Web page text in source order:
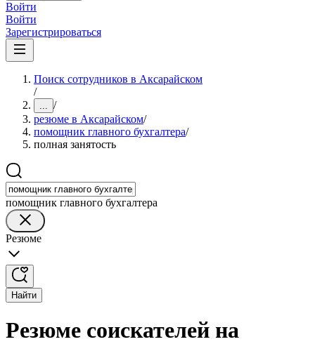
Войти
Войти
Зарегистрироваться
Поиск сотрудников в Аксарайском
/
... /
резюме в Аксарайском/
помощник главного бухгалтера/
полная занятость
помощник главного бухгалтера
Резюме
Найти
Резюме соискателей на